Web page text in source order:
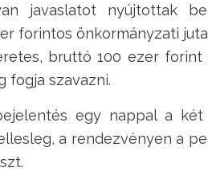
javaslatot nyújtottak
forintos önkormányzati
bruttó 100 ezer
fogja szavazni.
egy nappal a
a rendezvényen a